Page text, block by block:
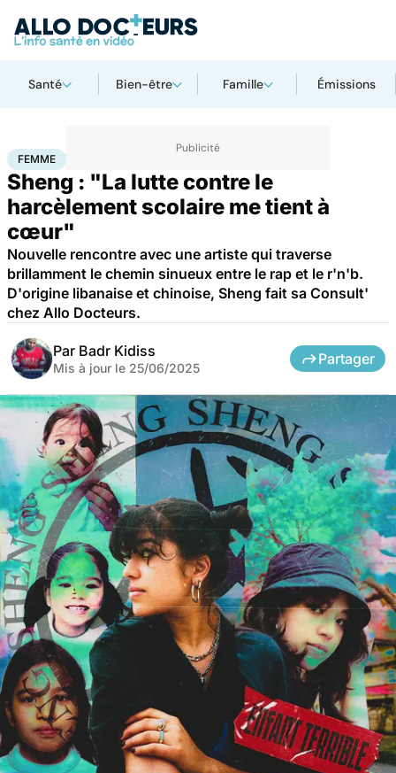
Santé Bien-être Famille Émissions
AccueilSanté
FEMME
Sheng : "La lutte contre le
harcèlement scolaire me tient à
cœur"
Nouvelle rencontre avec une artiste qui traverse
brillamment le chemin sinueux entre le rap et le r'n'b.
D'origine libanaise et chinoise, Sheng fait sa Consult'
chez Allo Docteurs.
Par Badr Kidiss
Mis à jour le 25/06/2025
Partager